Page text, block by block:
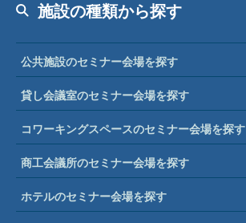
施設の種類から探す
公共施設のセミナー会場を探す
貸し会議室のセミナー会場を探す
コワーキングスペースのセミナー会場を探す
商工会議所のセミナー会場を探す
ホテルのセミナー会場を探す